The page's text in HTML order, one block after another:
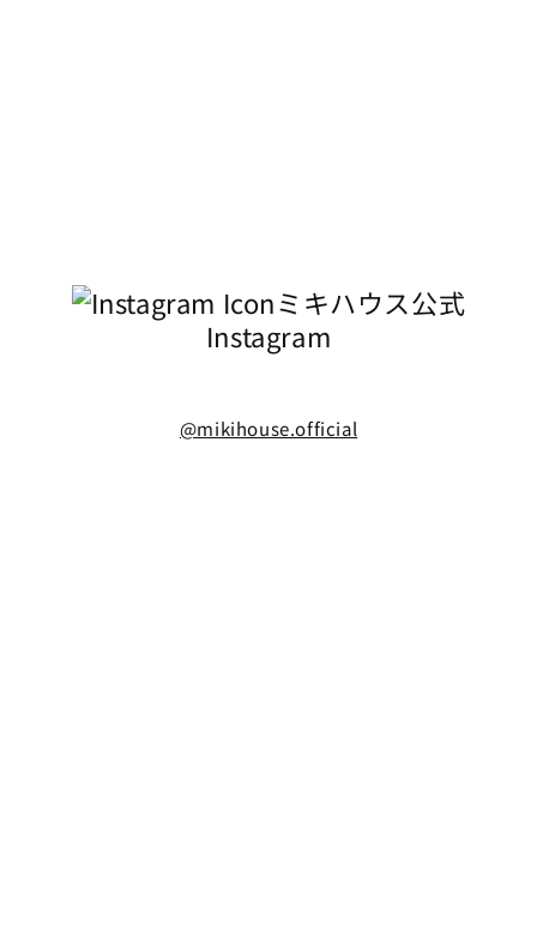
ミキハウス公式
Instagram
@mikihouse.official